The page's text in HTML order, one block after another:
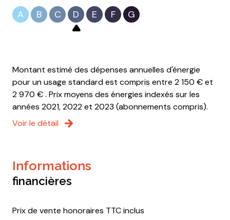
A B C D E F G
Montant estimé des dépenses annuelles d'énergie
pour un usage standard est compris entre 2 150 € et
2 970 € . Prix moyens des énergies indexés sur les
années 2021, 2022 et 2023 (abonnements compris).
Voir le détail
informations
financières
Prix de vente honoraires TTC inclus